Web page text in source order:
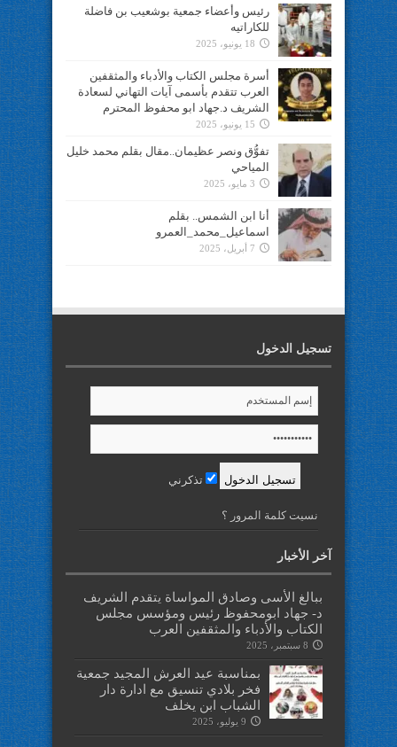
رئيس وأعضاء جمعية بوشعيب بن فاضلة
للكاراتيه
18 يونيو، 2025
أسرة مجلس الكتاب والأدباء والمثقفين
العرب تتقدم بأسمى آيات التهاني لسعادة
الشريف د.جهاد ابو محفوظ المحترم
15 يونيو، 2025
تفوُّق ونصر عظيمان..مقال بقلم محمد خليل
المياحي
3 مايو، 2025
أنا ابن الشمس.. بقلم
اسماعيل_محمد_العمرو
7 أبريل، 2025
تسجيل الدخول
تذكرني
نسيت كلمة المرور ؟
آخر الأخبار
ببالغ الأسى وصادق المواساة يتقدم الشريف
د- جهاد ابومحفوظ رئيس ومؤسس مجلس
الكتاب والأدباء والمثقفين العرب
8 سبتمبر، 2025
بمناسبة عيد العرش المجيد جمعية
فخر بلادي تنسيق مع ادارة دار
الشباب ابن يخلف
9 يوليو، 2025